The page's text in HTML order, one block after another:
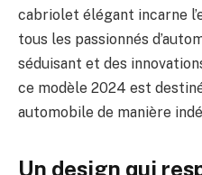
cabriolet élégant incarne
tous les passionnés
séduisant et des
ce modèle 2024 est
automobile de manière
Un design qui